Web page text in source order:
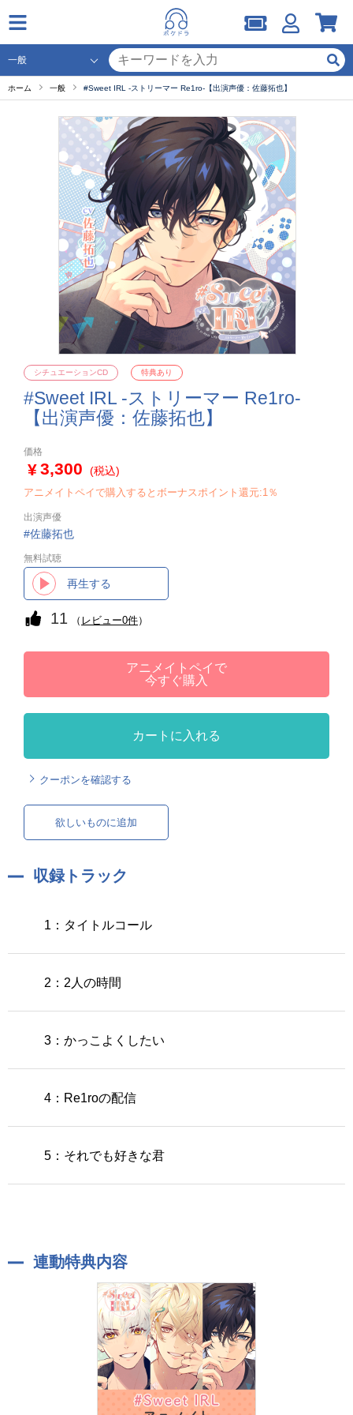
ホーム 一般 #Sweet IRL -ストリーマー Re1ro-【出演声優：佐藤拓也】
#Sweet IRL -ストリーマー Re1ro-
【出演声優：佐藤拓也】
シチュエーションCD 特典あり
価格
3,300 (税込)
アニメイトペイで購入するとボーナスポイント還元:1％
出演声優
佐藤拓也
無料試聴
再生する
11 （ レビュー0件）
アニメイトペイで
今すぐ購入
カートに入れる
クーポンを確認する
欲しいものに追加
収録トラック
1：タイトルコール
2：2人の時間
3：かっこよくしたい
4：Re1roの配信
5：それでも好きな君
連動特典内容